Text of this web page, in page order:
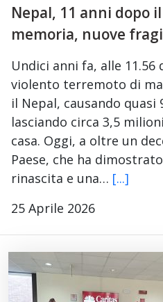
Nepal, 11 anni dopo
memoria, nuove
Undici anni fa, alle 11.56
violento terremoto di
il Nepal, causando quasi
lasciando circa 3,5
casa. Oggi, a oltre un
Paese, che ha
rinascita e una… [...]
25 Aprile 2026